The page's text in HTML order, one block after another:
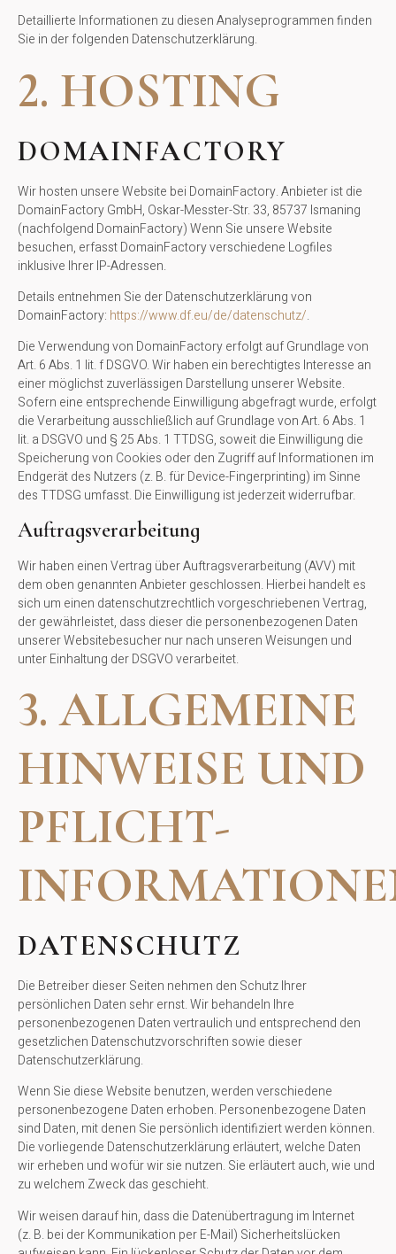
Detaillierte Informationen zu diesen Analyseprogrammen finden
Sie in der folgenden Datenschutzerklärung.
2. HOSTING
DOMAINFACTORY
Wir hosten unsere Website bei DomainFactory. Anbieter ist die
DomainFactory GmbH, Oskar-Messter-Str. 33, 85737 Ismaning
(nachfolgend DomainFactory) Wenn Sie unsere Website
besuchen, erfasst DomainFactory verschiedene Logfiles
inklusive Ihrer IP-Adressen.
Details entnehmen Sie der Datenschutzerklärung von
DomainFactory: https://www.df.eu/de/datenschutz/.
Die Verwendung von DomainFactory erfolgt auf Grundlage von
Art. 6 Abs. 1 lit. f DSGVO. Wir haben ein berechtigtes Interesse an
einer möglichst zuverlässigen Darstellung unserer Website.
Sofern eine entsprechende Einwilligung abgefragt wurde, erfolgt
die Verarbeitung ausschließlich auf Grundlage von Art. 6 Abs. 1
lit. a DSGVO und § 25 Abs. 1 TTDSG, soweit die Einwilligung die
Speicherung von Cookies oder den Zugriff auf Informationen im
Endgerät des Nutzers (z. B. für Device-Fingerprinting) im Sinne
des TTDSG umfasst. Die Einwilligung ist jederzeit widerrufbar.
Auftragsverarbeitung
Wir haben einen Vertrag über Auftragsverarbeitung (AVV) mit
dem oben genannten Anbieter geschlossen. Hierbei handelt es
sich um einen datenschutzrechtlich vorgeschriebenen Vertrag,
der gewährleistet, dass dieser die personenbezogenen Daten
unserer Websitebesucher nur nach unseren Weisungen und
unter Einhaltung der DSGVO verarbeitet.
3. ALLGEMEINE
HINWEISE UND
PFLICHT­
DATENSCHUTZ
Die Betreiber dieser Seiten nehmen den Schutz Ihrer
persönlichen Daten sehr ernst. Wir behandeln Ihre
personenbezogenen Daten vertraulich und entsprechend den
gesetzlichen Datenschutzvorschriften sowie dieser
Datenschutzerklärung.
Wenn Sie diese Website benutzen, werden verschiedene
personenbezogene Daten erhoben. Personenbezogene Daten
sind Daten, mit denen Sie persönlich identifiziert werden können.
Die vorliegende Datenschutzerklärung erläutert, welche Daten
wir erheben und wofür wir sie nutzen. Sie erläutert auch, wie und
zu welchem Zweck das geschieht.
Wir weisen darauf hin, dass die Datenübertragung im Internet
(z. B. bei der Kommunikation per E-Mail) Sicherheitslücken